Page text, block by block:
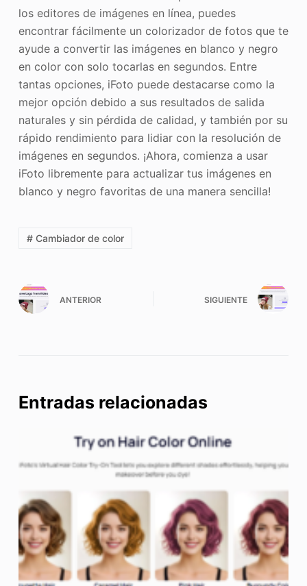
los editores de imágenes en línea, puedes
encontrar fácilmente un colorizador de fotos que te
ayude a convertir las imágenes en blanco y negro
en color con solo tocarlas en segundos. Entre
tantas opciones, iFoto puede destacarse como la
mejor opción debido a sus resultados de salida
naturales y sin pérdida de calidad, y también por su
rápido rendimiento para lidiar con la resolución de
imágenes en segundos. ¡Ahora, comienza a usar
iFoto libremente para actualizar tus imágenes en
blanco y negro favoritas de una manera sencilla!
# Cambiador de color
ANTERIOR SIGUIENTE
Entradas relacionadas